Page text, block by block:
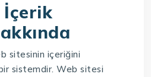
İçerik
sitesinin içeriğini
sistemdir. Web sitesi